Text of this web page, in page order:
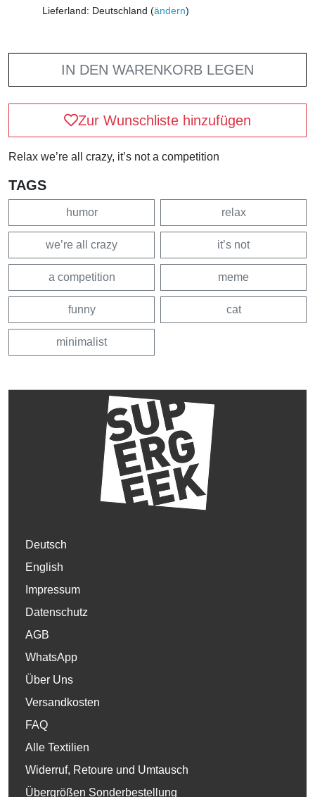
Lieferland: Deutschland (ändern)
IN DEN WARENKORB LEGEN
Zur Wunschliste hinzufügen
Relax we’re all crazy, it’s not a competition
TAGS
humor relax
we’re all crazy it’s not
a competition meme
funny cat
minimalist
Deutsch
English
Impressum
Datenschutz
AGB
WhatsApp
Über Uns
Versandkosten
FAQ
Alle Textilien
Widerruf, Retoure und Umtausch
Übergrößen Sonderbestellung